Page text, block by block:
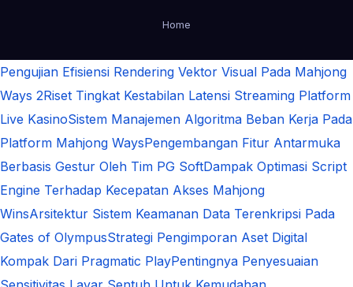
Home
Pengujian Efisiensi Rendering Vektor Visual Pada Mahjong
Ways 2Riset Tingkat Kestabilan Latensi Streaming Platform
Live KasinoSistem Manajemen Algoritma Beban Kerja Pada
Platform Mahjong WaysPengembangan Fitur Antarmuka
Berbasis Gestur Oleh Tim PG SoftDampak Optimasi Script
Engine Terhadap Kecepatan Akses Mahjong
WinsArsitektur Sistem Keamanan Data Terenkripsi Pada
Gates of OlympusStrategi Pengimporan Aset Digital
Kompak Dari Pragmatic PlayPentingnya Penyesuaian